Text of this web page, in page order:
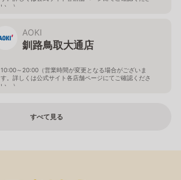
い。）
AOKI
釧路鳥取大通店
10:00～20:00（営業時間が変更となる場合がございま
す。詳しくは公式サイト各店舗ページにてご確認くださ
い。）
すべて見る